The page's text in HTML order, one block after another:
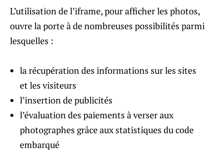
L’utilisation de l’iframe, pour afficher les photos,
ouvre la porte à de nombreuses possibilités parmi
lesquelles :
la récupération des informations sur les sites
et les visiteurs
l’insertion de publicités
l’évaluation des paiements à verser aux
photographes grâce aux statistiques du code
embarqué